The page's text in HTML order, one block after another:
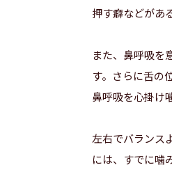
押す癖などがあ
また、鼻呼吸を
す。さらに舌の
鼻呼吸を心掛け
左右でバランス
には、すでに噛